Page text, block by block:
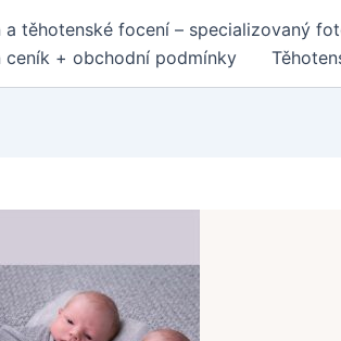
a těhotenské focení – specializovaný
ceník + obchodní podmínky